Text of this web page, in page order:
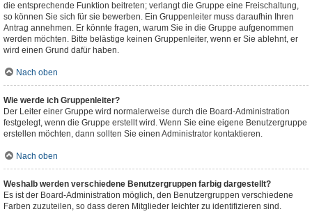
die entsprechende Funktion beitreten; verlangt die Gruppe eine Freischaltung,
so können Sie sich für sie bewerben. Ein Gruppenleiter muss daraufhin Ihren
Antrag annehmen. Er könnte fragen, warum Sie in die Gruppe aufgenommen
werden möchten. Bitte belästige keinen Gruppenleiter, wenn er Sie ablehnt, er
wird einen Grund dafür haben.
Nach oben
Wie werde ich Gruppenleiter?
Der Leiter einer Gruppe wird normalerweise durch die Board-Administration
festgelegt, wenn die Gruppe erstellt wird. Wenn Sie eine eigene Benutzergruppe
erstellen möchten, dann sollten Sie einen Administrator kontaktieren.
Nach oben
Weshalb werden verschiedene Benutzergruppen farbig dargestellt?
Es ist der Board-Administration möglich, den Benutzergruppen verschiedene
Farben zuzuteilen, so dass deren Mitglieder leichter zu identifizieren sind.